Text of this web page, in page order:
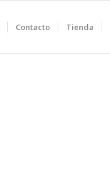
Contacto Tienda